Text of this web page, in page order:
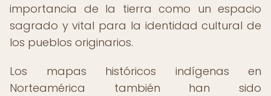
importancia de la tierra como un espacio
sagrado y vital para la identidad cultural de
los pueblos originarios.
Los mapas históricos indígenas en
Norteamérica también han sido